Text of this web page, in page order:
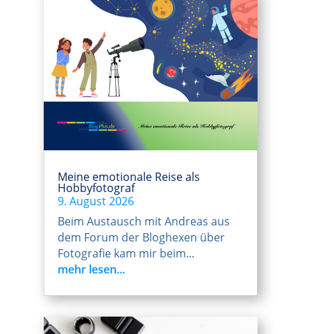
Meine emotionale Reise als
Hobbyfotograf
9. August 2026
Beim Austausch mit Andreas aus
dem Forum der Bloghexen über
Fotografie kam mir beim...
mehr lesen...